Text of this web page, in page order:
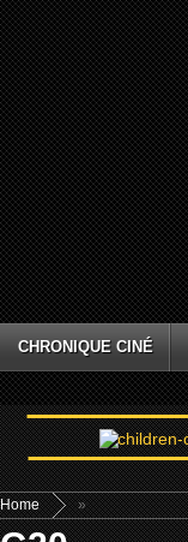
CHRONIQUE CINÉ
Home »